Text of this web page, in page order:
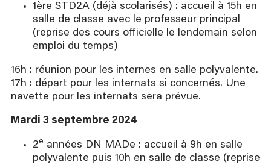
1ère STD2A (déjà scolarisés) : accueil à 15h en
salle de classe avec le professeur principal
(reprise des cours officielle le lendemain selon
emploi du temps)
16h : réunion pour les internes en salle polyvalente.
17h : départ pour les internats si concernés. Une
navette pour les internats sera prévue.
Mardi 3 septembre 2024
2e années DN MADe : accueil à 9h en salle
polyvalente puis 10h en salle de classe (reprise